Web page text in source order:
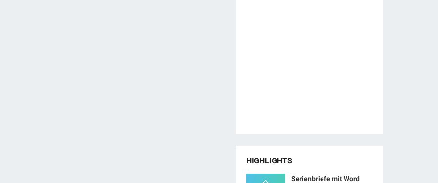
HIGHLIGHTS
Serienbriefe mit Word